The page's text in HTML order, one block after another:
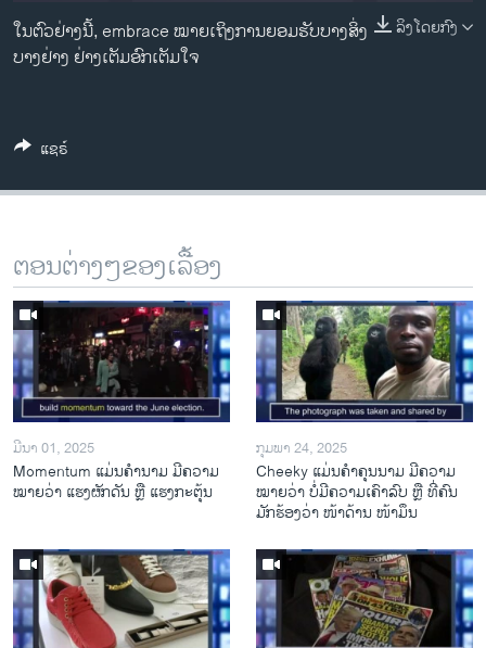
ສຽງ
240p ລິງໂດຍກົງ
ໃນຕົວຢ່າງນີ້, embrace ໝາຍເຖິງການຍອມຮັບບາງສິ່ງ
ບາງຢ່າງ ຢ່າງເຕັມອົກເຕັມໃຈ
ແຊຣ໌
ຕອນຕ່າງໆຂອງເລື້ອງ
ມີນາ 01, 2025
Momentum ແມ່ນຄໍານາມ ມີຄວາມ
ໝາຍວ່າ ແຮງຜັກດັນ ຫຼື ແຮງກະຕຸ້ນ
ກຸມພາ 24, 2025
Cheeky ແມ່ນຄໍາຄຸນນາມ ມີຄວາມ
ໝາຍວ່າ ບໍ່ມີຄວາມເຄົາລົບ ຫຼື ທີ່ຄົນ
ມັກຮ້ອງວ່າ ໜ້າດ້ານ ໜ້າມຶນ